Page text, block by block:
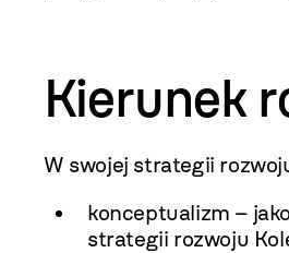
Kierunek
W swojej strategii
konceptualizm –
strategii rozwoju